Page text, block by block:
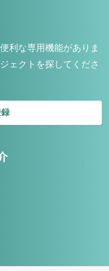
利な専用機能がありま
ェクトを探してくださ